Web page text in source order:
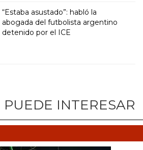
“Estaba asustado”: habló la
abogada del futbolista argentino
detenido por el ICE
INTERESAR